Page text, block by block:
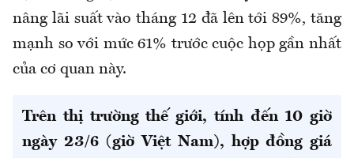
nâng lãi suất vào tháng 12 đã lên tới 89%, tăng
mạnh so với mức 61% trước cuộc họp gần nhất
của cơ quan này.
Trên thị trường thế giới, tính đến 10 giờ
ngày 23/6 (giờ Việt Nam), hợp đồng giá